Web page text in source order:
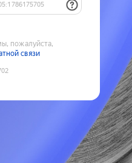
пожалуйста,
связи